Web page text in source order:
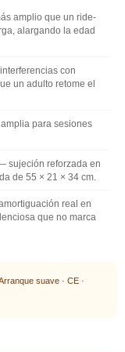
amplio que un ride-
alargando la edad
con
un adulto retome el
para sesiones
sujeción reforzada en
de 55 × 21 × 34 cm.
real en
que no marca
suave · CE ·